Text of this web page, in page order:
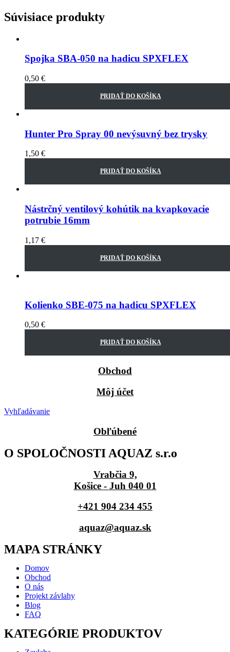
Súvisiace produkty
Spojka SBA-050 na hadicu SPXFLEX
0,50 €
PRIDAŤ DO KOŠÍKA
Hunter Pro Spray 00 nevýsuvný bez trysky
1,50 €
PRIDAŤ DO KOŠÍKA
Nástrčný ventilový kohútik na kvapkovacie
potrubie 16mm
1,17 €
PRIDAŤ DO KOŠÍKA
Kolienko SBE-075 na hadicu SPXFLEX
0,50 €
PRIDAŤ DO KOŠÍKA
Obchod
Môj účet
Vyhľadávanie
Obľúbené
O SPOLOČNOSTI AQUAZ s.r.o
Vrabčia 9,
Košice - Juh 040 01
+421 904 234 455
aquaz@aquaz.sk
MAPA STRÁNKY
Domov
Obchod
O nás
Projekt závlahy
Blog
FAQ
KATEGÓRIE PRODUKTOV